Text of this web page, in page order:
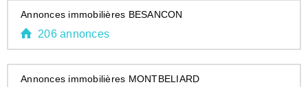
Annonces immobilières BESANCON
206 annonces
Annonces immobilières MONTBELIARD